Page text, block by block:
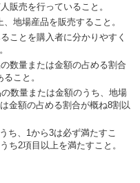
販売を行っていること。
、 地場産品を販売すること。
ことを購入者に分かりやすく
の数量または金額の占める割合
ること。
の数量または金額のうち、 地場
金額の占める割合が概ね8割以
ち、 1から3は必ず満たすこ
ち2項目以上を満たすこと。